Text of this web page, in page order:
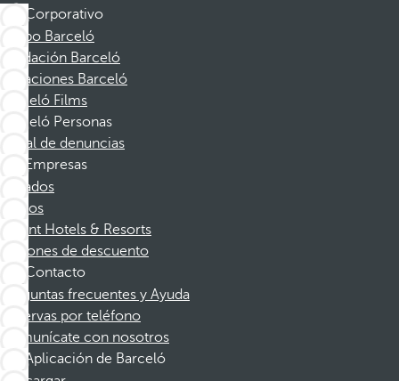
Corporativo
Grupo Barceló
Fundación Barceló
Vacaciones Barceló
Barceló Films
Barceló Personas
Canal de denuncias
Empresas
Afiliados
Socios
Dorint Hotels & Resorts
Cupones de descuento
Contacto
Preguntas frecuentes y Ayuda
Reservas por teléfono
Comunícate con nosotros
Aplicación de Barceló